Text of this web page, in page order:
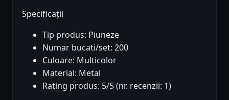
Specificații
Tip produs: Piuneze
Numar bucati/set: 200
Culoare: Multicolor
Material: Metal
Rating produs: 5/5 (nr. recenzii: 1)